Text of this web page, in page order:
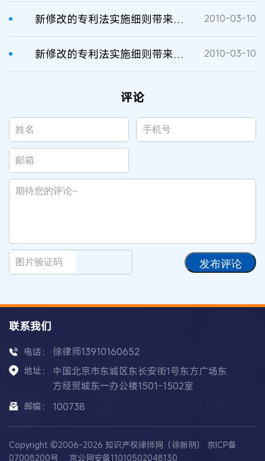
新修改的专利法实施细则带来的影响 2010-03-10
新修改的专利法实施细则带来的影响 2010-03-10
评论
发布评论
联系我们
电话： 徐律师13910160652
地址：
中国北京市东城区东长安街1号东方广场东
方经贸城东一办公楼1501-1502室
邮编： 100738
Copyright ©2006-2026 知识产权律师网（徐新明） 京ICP备
07008200号
京公网安备11010502048130